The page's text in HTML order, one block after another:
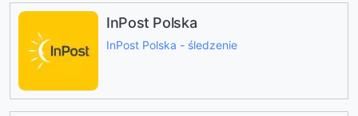
InPost Polska
InPost Polska - śledzenie